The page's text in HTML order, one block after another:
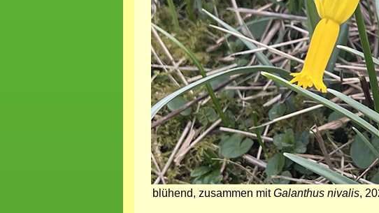
blühend, zusammen mitGalanthus nivalis,